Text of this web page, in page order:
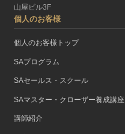
山屋ビル3F
個人のお客様
個人のお客様トップ
SAプログラム
SAセールス・スクール
SAマスター・クローザー養成講座
講師紹介